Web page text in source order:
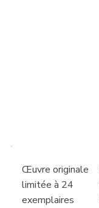
Œuvre originale
limitée à 24
exemplaires